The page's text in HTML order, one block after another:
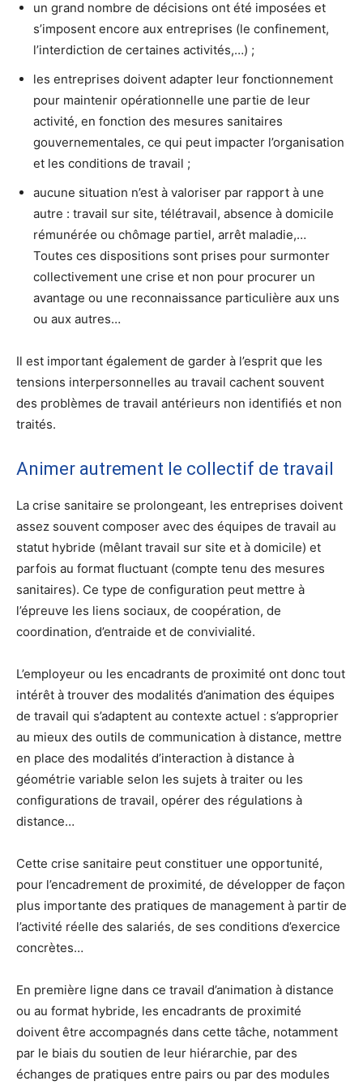
un grand nombre de décisions ont été imposées et
s’imposent encore aux entreprises (le confinement,
l’interdiction de certaines activités,…) ;
les entreprises doivent adapter leur fonctionnement
pour maintenir opérationnelle une partie de leur
activité, en fonction des mesures sanitaires
gouvernementales, ce qui peut impacter l’organisation
et les conditions de travail ;
aucune situation n’est à valoriser par rapport à une
autre : travail sur site, télétravail, absence à domicile
rémunérée ou chômage partiel, arrêt maladie,…
Toutes ces dispositions sont prises pour surmonter
collectivement une crise et non pour procurer un
avantage ou une reconnaissance particulière aux uns
ou aux autres…
Il est important également de garder à l’esprit que les
tensions interpersonnelles au travail cachent souvent
des problèmes de travail antérieurs non identifiés et non
traités.
Animer autrement le collectif de travail
La crise sanitaire se prolongeant, les entreprises doivent
assez souvent composer avec des équipes de travail au
statut hybride (mêlant travail sur site et à domicile) et
parfois au format fluctuant (compte tenu des mesures
sanitaires). Ce type de configuration peut mettre à
l’épreuve les liens sociaux, de coopération, de
coordination, d’entraide et de convivialité.
L’employeur ou les encadrants de proximité ont donc tout
intérêt à trouver des modalités d’animation des équipes
de travail qui s’adaptent au contexte actuel : s’approprier
au mieux des outils de communication à distance, mettre
en place des modalités d’interaction à distance à
géométrie variable selon les sujets à traiter ou les
configurations de travail, opérer des régulations à
distance…
Cette crise sanitaire peut constituer une opportunité,
pour l’encadrement de proximité, de développer de façon
plus importante des pratiques de management à partir de
l’activité réelle des salariés, de ses conditions d’exercice
concrètes…
En première ligne dans ce travail d’animation à distance
ou au format hybride, les encadrants de proximité
doivent être accompagnés dans cette tâche, notamment
par le biais du soutien de leur hiérarchie, par des
échanges de pratiques entre pairs ou par des modules